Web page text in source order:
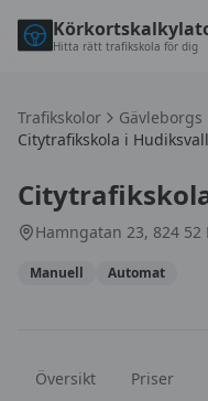
Hitta rätt trafikskola för dig
Trafikskolor Gävleborgs
Citytrafikskola i Hudiksvall
Hamngatan 23, 824 52
Manuell Automat
Översikt Priser